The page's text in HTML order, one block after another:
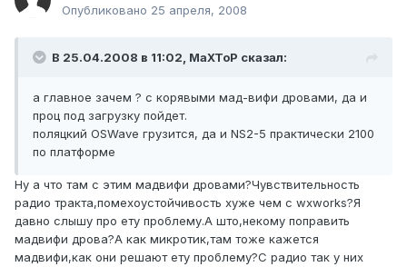
Опубликовано 25 апреля, 2008
В 25.04.2008 в 11:02, MaXToP сказал:
а главное зачем ? с корявыми мад-вифи дровами, да и
проц под загрузку пойдет.
поляцкий OSWave грузится, да и NS2-5 практически 2100
по платформе
Ну а что там с этим мадвифи дровами?Чувствительность
радио тракта,помехоустойчивость хуже чем с wxworks?Я
давно слышу про ету проблему.А што,некому поправить
мадвифи дpова?А как микротик,там тоже кажется
мадвифи,как они решают ету проблему?С радио так у них